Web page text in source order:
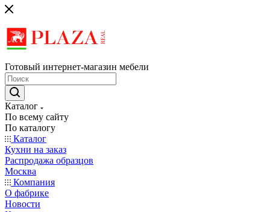
Готовый интернет-магазин мебели
Каталог
По всему сайту
По каталогу
Каталог
Кухни на заказ
Распродажа образцов
Москва
Компания
О фабрике
Новости